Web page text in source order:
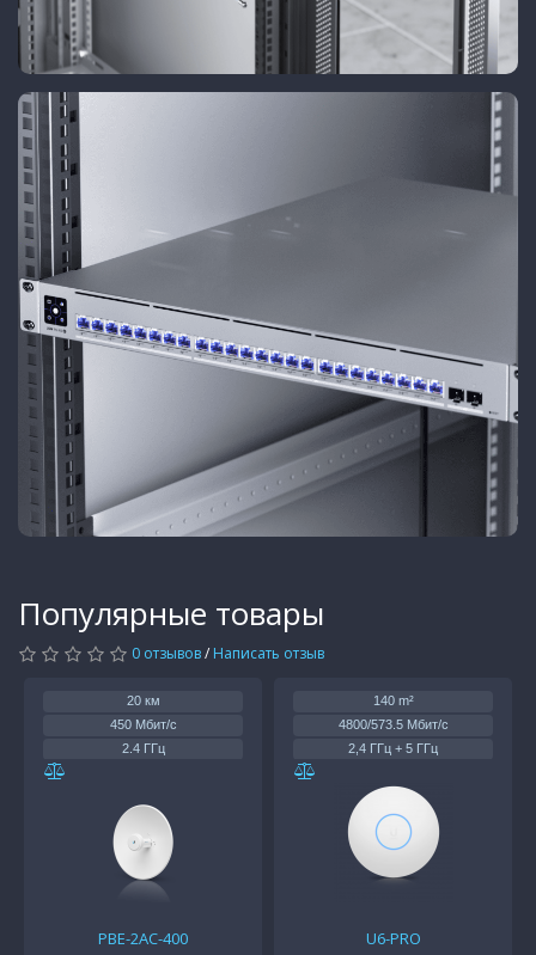
Популярные товары
0 отзывов/ Написать отзыв
20 км
450 Мбит/с
2.4 ГГц
PBE-2AC-400
140 m²
4800/573.5 Мбит/с
2,4 ГГц + 5 ГГц
22/26 дБм
U6-PRO